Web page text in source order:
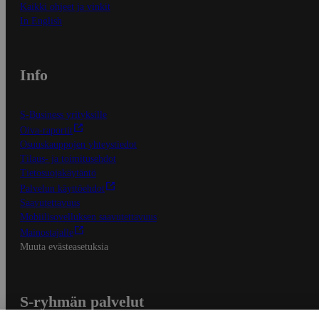
Kaikki ohjeet ja vinkit
In English
Info
S-Business yrityksille
Oiva-raportit
Osuuskauppojen yhteystiedot
Tilaus- ja toimitusehdot
Tietosuojakäytäntö
Palvelun käyttöehdot
Saavutettavuus
Mobiilisovelluksen saavutettavuus
Mainostajalle
Muuta evästeasetuksia
S-ryhmän palvelut